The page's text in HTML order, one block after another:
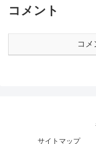
コメント
コメ
サイトマップ